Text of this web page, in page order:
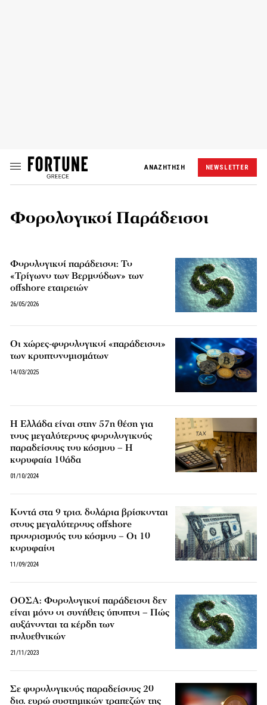
ΑΝΑΖΗΤΗΣΗ NEWSLETTER
Φορολογικοί Παράδεισοι
Φορολογικοί παράδεισοι: Το
«Τρίγωνο των Βερμούδων» των
offshore εταιρειών
26/05/2026
Οι χώρες-φορολογικοί «παράδεισοι»
των κρυπτονομισμάτων
14/03/2025
Η Ελλάδα είναι στην 57η θέση για
τους μεγαλύτερους φορολογικούς
παραδείσους του κόσμου – Η
κορυφαία 10άδα
01/10/2024
Κοντά στα 9 τρισ. δολάρια βρίσκονται
στους μεγαλύτερους offshore
προορισμούς του κόσμου – Οι 10
κορυφαίοι
11/09/2024
ΟΟΣΑ: Φορολογικοί παράδεισοι δεν
είναι μόνο οι συνήθεις ύποπτοι – Πώς
αυξάνονται τα κέρδη των
πολυεθνικών
21/11/2023
Σε φορολογικούς παραδείσους 20
δισ. ευρώ συστημικών τραπεζών της